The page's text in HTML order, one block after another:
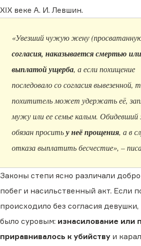
XIX веке А. И. Левшин.
«Увезший чужую жену
согласия, наказывается смертью или
выплатой ущерба, а если похищение
последовало со согласия вывезенной,
похититель может удержать её,
мужу или ее семье калым.
обязан проситьу неё прощения, а в
отказа выплатить бесчестие», –
Законы степи ясно различали
побег и насильственный акт. Если
происходило без согласия девушки,
было суровым: изнасилование или
приравнивалось к убийству и